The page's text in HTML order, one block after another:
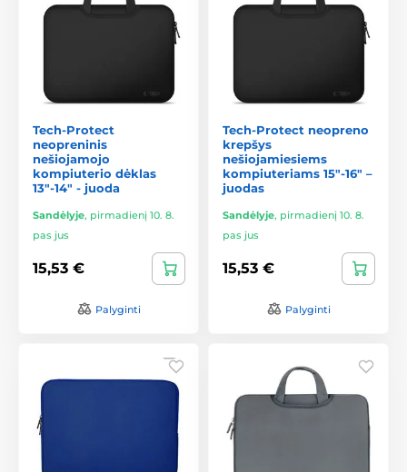
Tech-Protect
neopreninis
nešiojamojo
kompiuterio dėklas
13"-14" - juoda
Sandėlyje, pirmadienį 10. 8.
pas jus
15,53 €
Palyginti
Tech-Protect neopreno
krepšys
nešiojamiesiems
kompiuteriams 15"-16" –
juodas
Sandėlyje, pirmadienį 10. 8.
pas jus
15,53 €
Palyginti